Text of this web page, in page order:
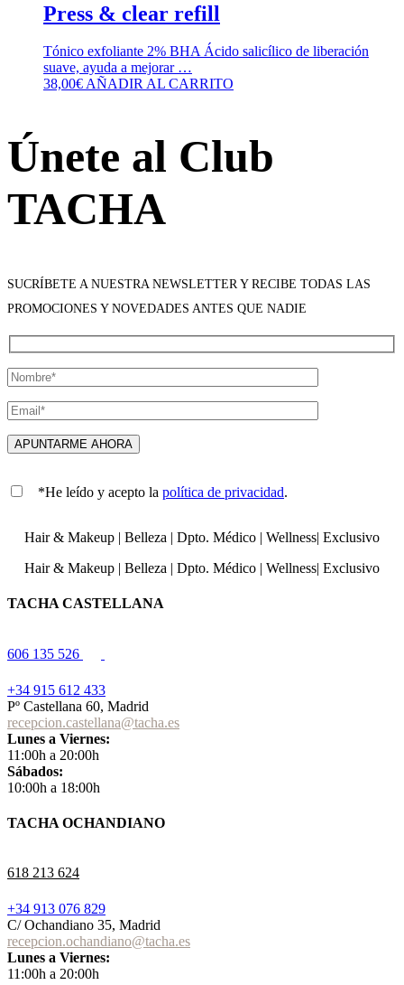
Press & clear refill
Tónico exfoliante 2% BHA Ácido salicílico de liberación
suave, ayuda a mejorar …
38,00€AÑADIR AL CARRITO
Únete al Club
TACHA
SUCRÍBETE A NUESTRA NEWSLETTER Y RECIBE TODAS LAS
PROMOCIONES Y NOVEDADES ANTES QUE NADIE
*He leído y acepto la política de privacidad.
Hair & Makeup | Belleza | Dpto. Médico | Wellness| Exclusivo
Hair & Makeup | Belleza | Dpto. Médico | Wellness| Exclusivo
TACHA CASTELLANA
606 135 526
+34 915 612 433
Pº Castellana 60, Madrid
recepcion.castellana@tacha.es
Lunes a Viernes:
11:00h a 20:00h
Sábados:
10:00h a 18:00h
TACHA OCHANDIANO
618 213 624
+34 913 076 829
C/ Ochandiano 35, Madrid
recepcion.ochandiano@tacha.es
Lunes a Viernes:
11:00h a 20:00h